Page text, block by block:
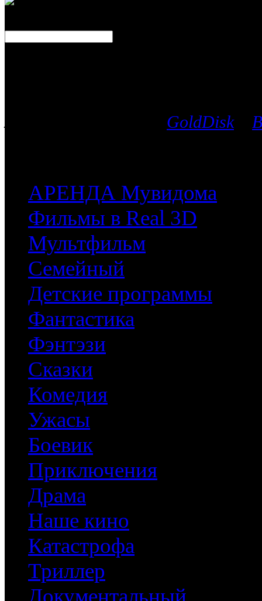
GoldDiskи
АРЕНДА Мувидома
Фильмы в Real 3D
Мультфильм
Семейный
Детские программы
Фантастика
Фэнтэзи
Сказки
Комедия
Ужасы
Боевик
Приключения
Драма
Наше кино
Катастрофа
Триллер